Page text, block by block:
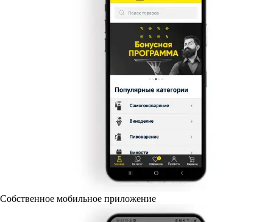
Собственное мобильное приложение